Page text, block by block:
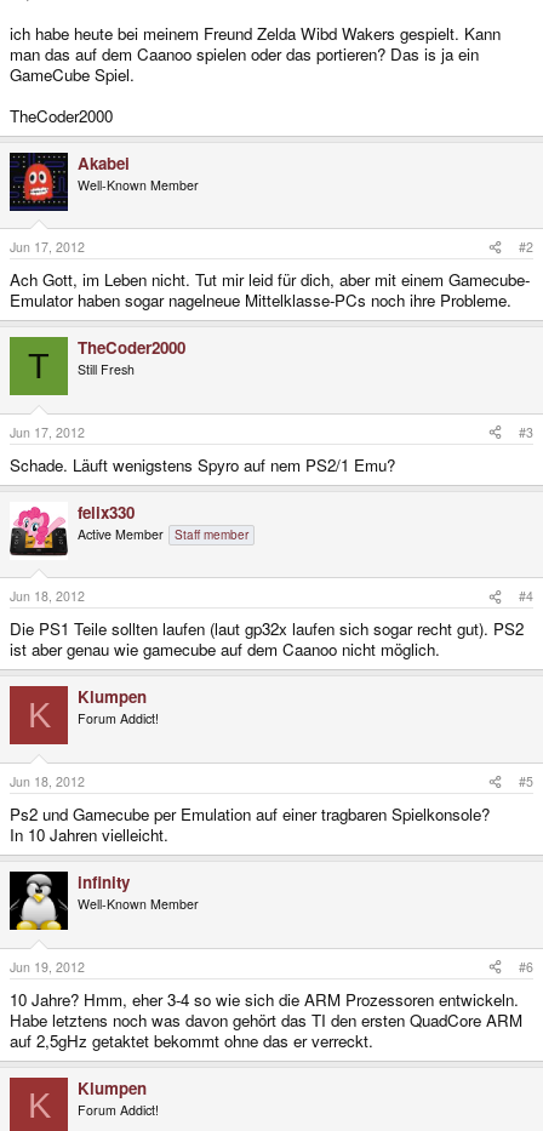
ich habe heute bei meinem Freund Zelda Wibd Wakers gespielt. Kann
man das auf dem Caanoo spielen oder das portieren? Das is ja ein
GameCube Spiel.
TheCoder2000
Akabei
Well-Known Member
Jun 17, 2012 #2
Ach Gott, im Leben nicht. Tut mir leid für dich, aber mit einem Gamecube-
Emulator haben sogar nagelneue Mittelklasse-PCs noch ihre Probleme.
T TheCoder2000
Still Fresh
Jun 17, 2012 #3
Schade. Läuft wenigstens Spyro auf nem PS2/1 Emu?
felix330
Active Member Staff member
Jun 18, 2012 #4
Die PS1 Teile sollten laufen (laut gp32x laufen sich sogar recht gut). PS2
ist aber genau wie gamecube auf dem Caanoo nicht möglich.
K Klumpen
Forum Addict!
Jun 18, 2012 #5
Ps2 und Gamecube per Emulation auf einer tragbaren Spielkonsole?
In 10 Jahren vielleicht.
infinity
Well-Known Member
Jun 19, 2012 #6
10 Jahre? Hmm, eher 3-4 so wie sich die ARM Prozessoren entwickeln.
Habe letztens noch was davon gehört das TI den ersten QuadCore ARM
auf 2,5gHz getaktet bekommt ohne das er verreckt.
K Klumpen
Forum Addict!